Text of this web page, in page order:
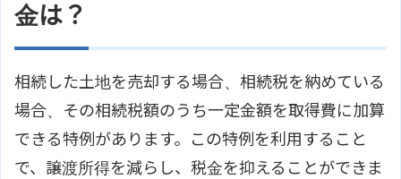
金は？
相続した土地を売却する場合、相続税を納めている
場合、その相続税額のうち一定金額を取得費に加算
できる特例があります。この特例を利用すること
で、譲渡所得を減らし、税金を抑えることができま